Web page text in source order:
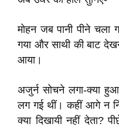
मोहन जब पानी पीने चला
गया और साथी की बाट
आया।
अजुर्न सोचने लगा-क्या
लग गई थीं। कहीं आगे न
क्या दिखायी नहीं